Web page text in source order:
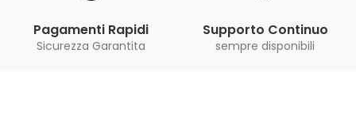
Pagamenti Rapidi
Sicurezza Garantita
Supporto Continuo
sempre disponibili